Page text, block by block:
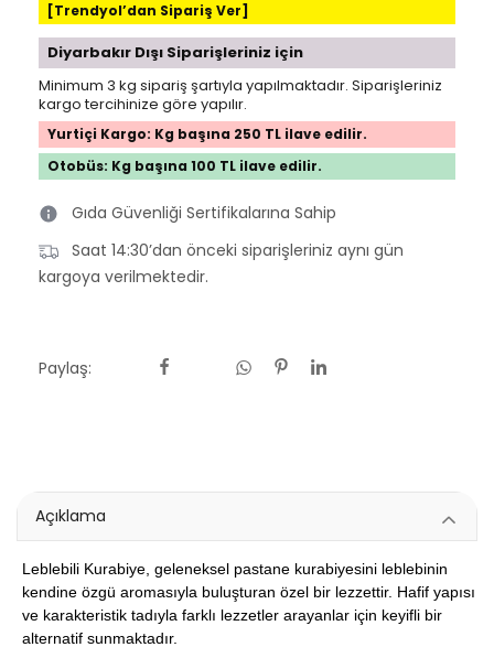
[Trendyol’dan Sipariş Ver]
Diyarbakır Dışı Siparişleriniz için
Minimum 3 kg sipariş şartıyla yapılmaktadır. Siparişleriniz
kargo tercihinize göre yapılır.
Yurtiçi Kargo: Kg başına 250 TL ilave edilir.
Otobüs: Kg başına 100 TL ilave edilir.
Gıda Güvenliği Sertifikalarına Sahip
Saat 14:30’dan önceki siparişleriniz aynı gün
kargoya verilmektedir.
Paylaş:
Açıklama
Leblebili Kurabiye, geleneksel pastane kurabiyesini leblebinin
kendine özgü aromasıyla buluşturan özel bir lezzettir. Hafif yapısı
ve karakteristik tadıyla farklı lezzetler arayanlar için keyifli bir
alternatif sunmaktadır.